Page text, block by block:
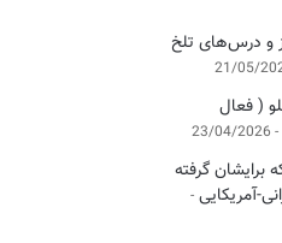
و درس‌های تلخ
21/05/
( فعال
23/04/2026
برایشان گرفته
آمریکایی